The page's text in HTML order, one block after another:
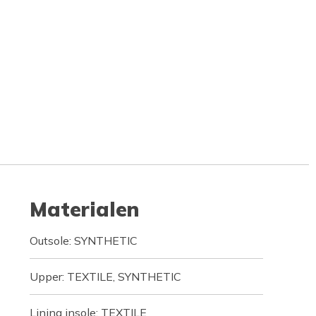
Materialen
Outsole: SYNTHETIC
Upper: TEXTILE, SYNTHETIC
Lining insole: TEXTILE